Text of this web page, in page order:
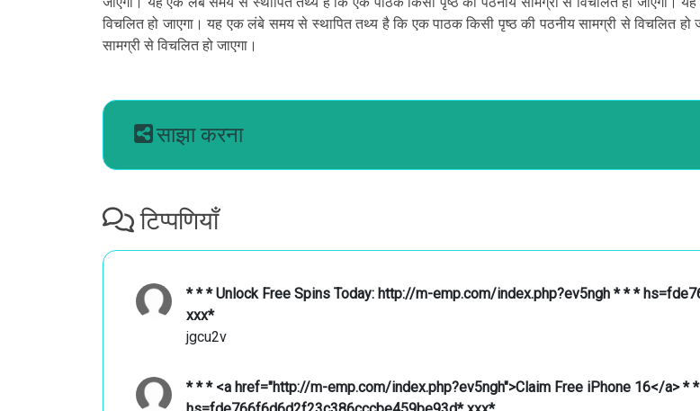
विचलित हो जाएगा। यह एक लंबे समय से स्थापित तथ्य है कि एक पाठक किसी पृष्ठ की पठनीय सामग्री से विचलित
सामग्री से विचलित हो जाएगा।
साझा करना
टिप्पणियाँ
* * * Unlock Free Spins Today: http://m-emp.com/index.php?ev5ngh * * *
ххх*
jgcu2v
* * * <a href="http://m-emp.com/index.php?ev5ngh">Claim Free iPhone 16</a> *